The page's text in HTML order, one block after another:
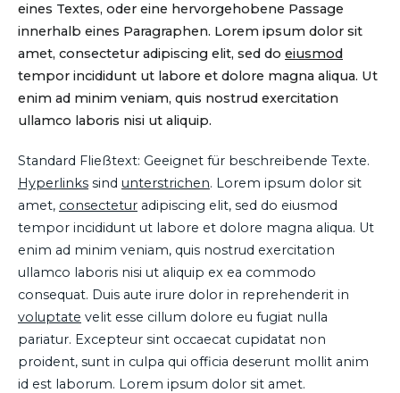
eines Textes, oder eine hervorgehobene Passage
innerhalb eines Paragraphen. Lorem ipsum dolor sit
amet, consectetur adipiscing elit, sed do eiusmod
tempor incididunt ut labore et dolore magna aliqua. Ut
enim ad minim veniam, quis nostrud exercitation
ullamco laboris nisi ut aliquip.
Standard Fließtext: Geeignet für beschreibende Texte.
Hyperlinks sind unterstrichen. Lorem ipsum dolor sit
amet, consectetur adipiscing elit, sed do eiusmod
tempor incididunt ut labore et dolore magna aliqua. Ut
enim ad minim veniam, quis nostrud exercitation
ullamco laboris nisi ut aliquip ex ea commodo
consequat. Duis aute irure dolor in reprehenderit in
voluptate velit esse cillum dolore eu fugiat nulla
pariatur. Excepteur sint occaecat cupidatat non
proident, sunt in culpa qui officia deserunt mollit anim
id est laborum. Lorem ipsum dolor sit amet.